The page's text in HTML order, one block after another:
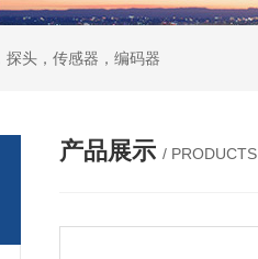
头，传感器，编码器
产品展示 / PRODUCTS